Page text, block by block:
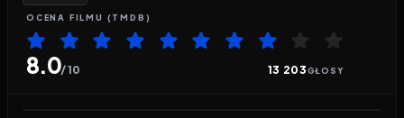
OCENA FILMU (TMDB)
8.0/ 10 13 203GŁOSY